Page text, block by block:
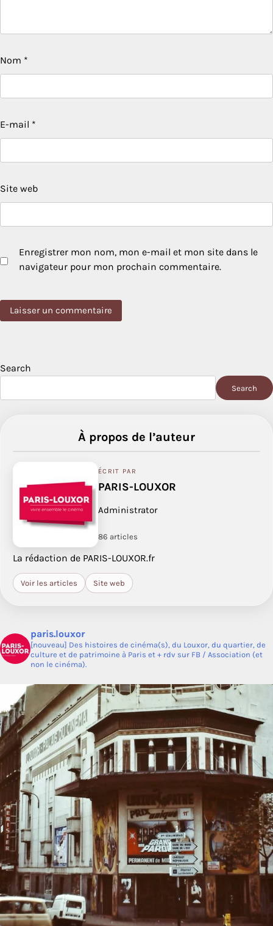
Nom *
E-mail *
Site web
Enregistrer mon nom, mon e-mail et mon site dans le
navigateur pour mon prochain commentaire.
Search
Search
À propos de l’auteur
ÉCRIT PAR
PARIS-LOUXOR
Administrator
86 articles
La rédaction de PARIS-LOUXOR.fr
Voir les articles Site web
paris.louxor
[nouveau] Des histoires de cinéma(s), du Louxor, du quartier, de
culture et de patrimoine à Paris et + rdv sur FB / Association (et
non le cinéma).